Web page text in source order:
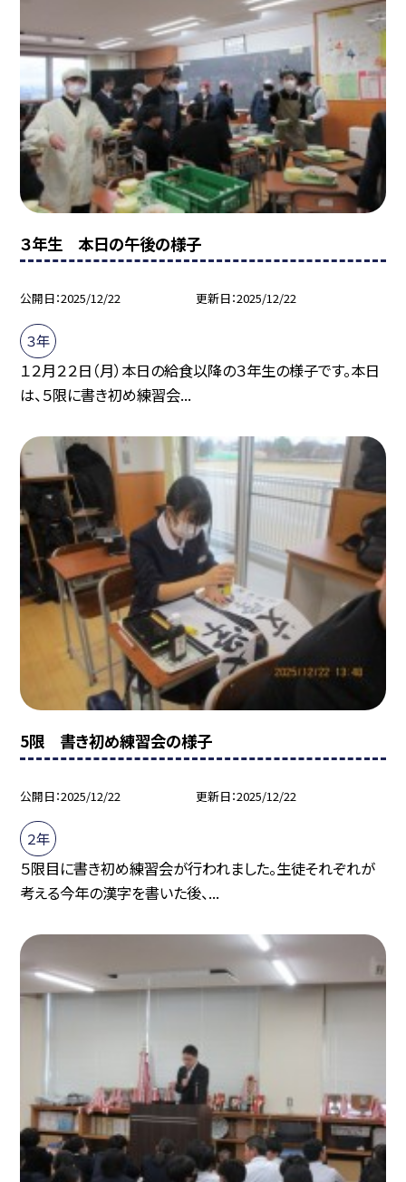
３年生 本日の午後の様子
公開日 2025/12/22 更新日 2025/12/22
３年
１２月２２日（月）本日の給食以降の３年生の様子です。本日
は、５限に書き初め練習会...
5限 書き初め練習会の様子
公開日 2025/12/22 更新日 2025/12/22
２年
５限目に書き初め練習会が行われました。生徒それぞれが
考える今年の漢字を書いた後、...